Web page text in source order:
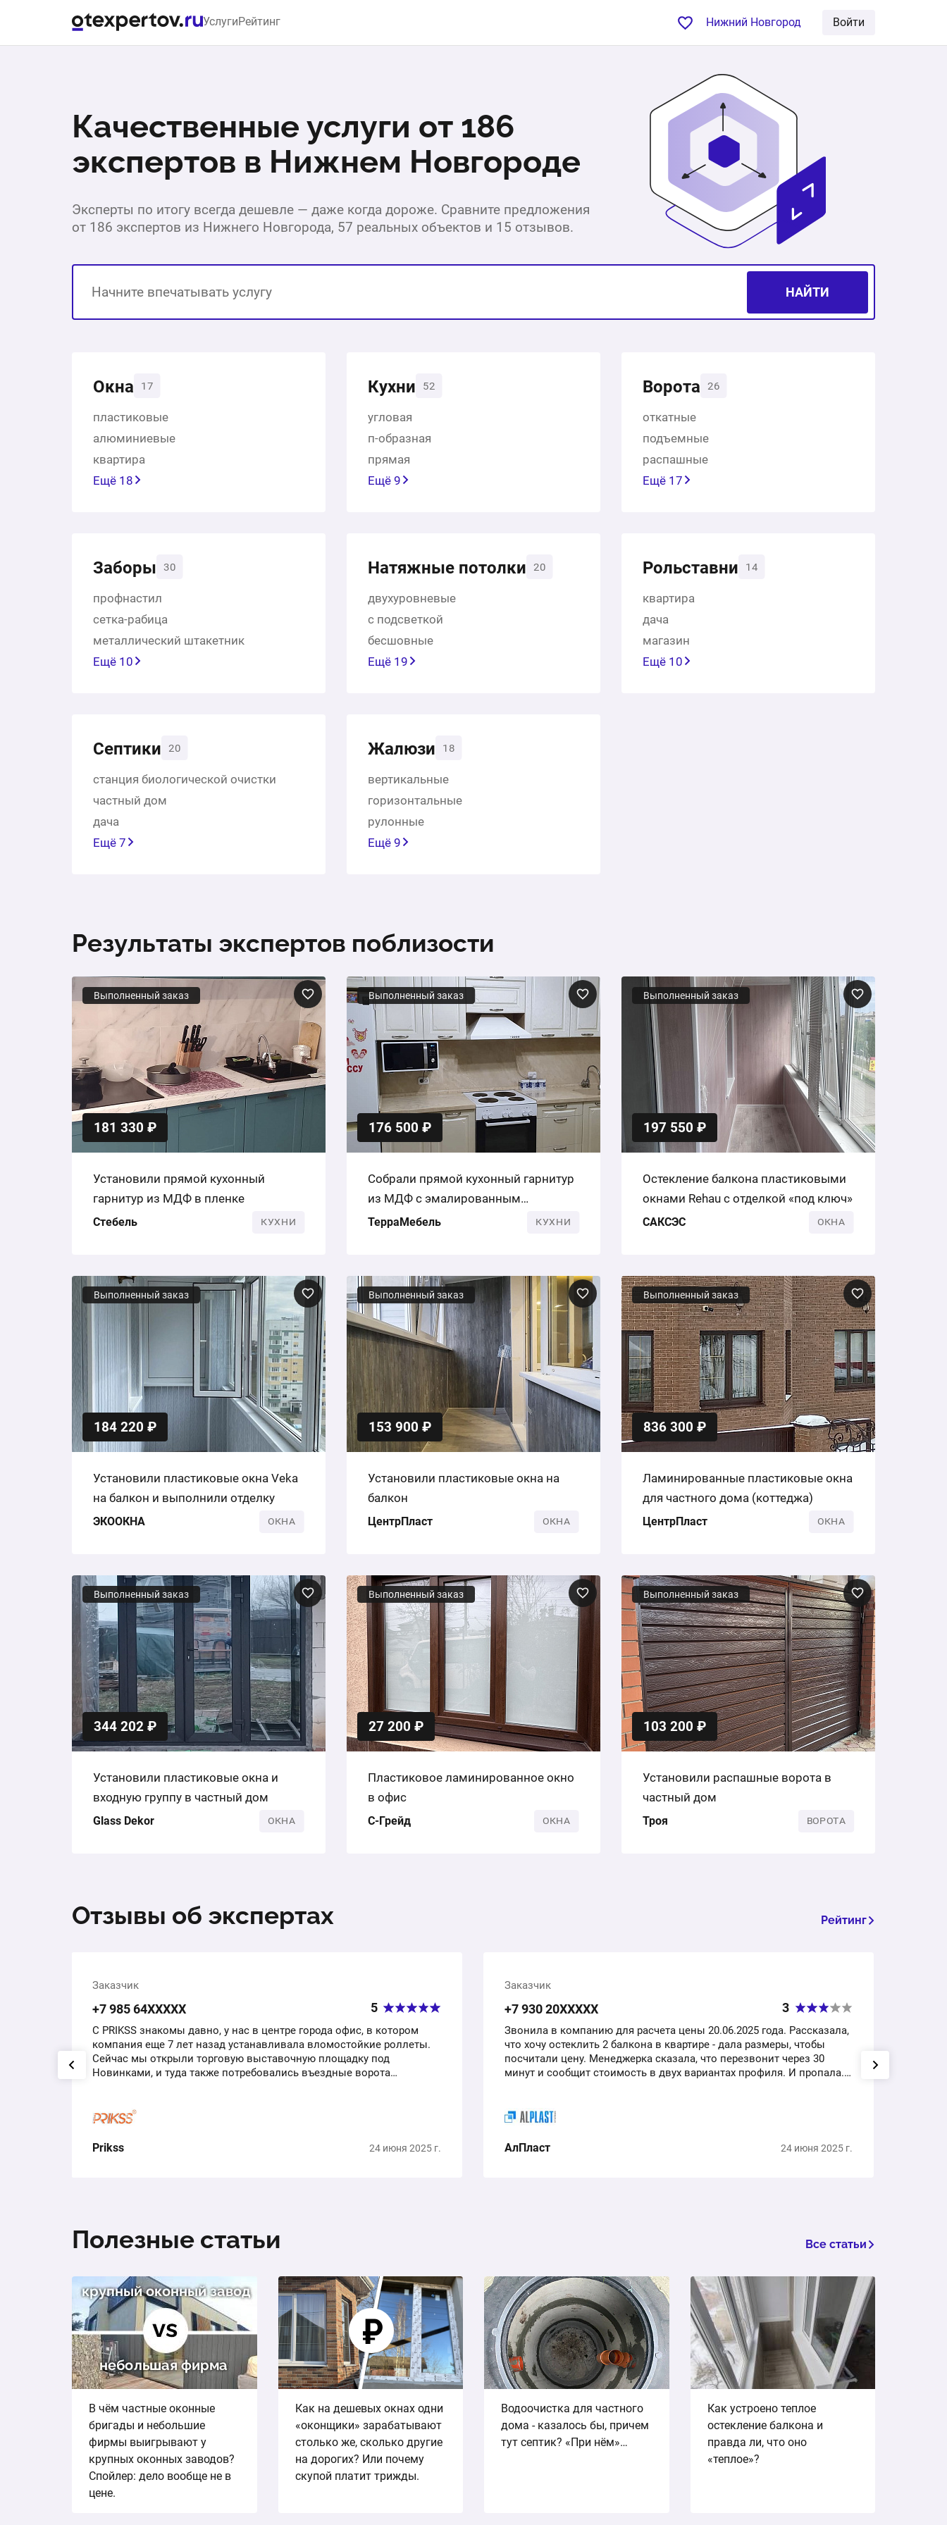
УслугиРейтинг Нижний Новгород Войти
Качественные услуги от 186
экспертов в Нижнем Новгороде
Эксперты по итогу всегда дешевле — даже когда дороже. Сравните предложения
от 186 экспертов из Нижнего Новгорода, 57 реальных объектов и 15 отзывов.
НАЙТИ
Окна 17
пластиковые
алюминиевые
квартира
Ещё 18
Кухни 52
угловая
п-образная
прямая
Ещё 9
Ворота 26
откатные
подъемные
распашные
Ещё 17
Заборы 30
профнастил
сетка-рабица
металлический штакетник
Ещё 10
Натяжные потолки 20
двухуровневые
с подсветкой
бесшовные
Ещё 19
Рольставни 14
квартира
дача
магазин
Ещё 10
Септики 20
станция биологической очистки
частный дом
дача
Ещё 7
Жалюзи 18
вертикальные
горизонтальные
рулонные
Ещё 9
Результаты экспертов поблизости
Выполненный заказ
181 330 ₽
Установили прямой кухонный
гарнитур из МДФ в пленке
Стебель КУХНИ
Выполненный заказ
176 500 ₽
Собрали прямой кухонный гарнитур
из МДФ с эмалированным
покрытием для молодой семьи
ТерраМебель КУХНИ
Выполненный заказ
197 550 ₽
Остекление балкона пластиковыми
окнами Rehau с отделкой «под ключ»
САКСЭС ОКНА
Выполненный заказ
184 220 ₽
Установили пластиковые окна Veka
на балкон и выполнили отделку
ЭКООКНА ОКНА
Выполненный заказ
153 900 ₽
Установили пластиковые окна на
балкон
ЦентрПласт ОКНА
Выполненный заказ
836 300 ₽
Ламинированные пластиковые окна
для частного дома (коттеджа)
ЦентрПласт ОКНА
Выполненный заказ
344 202 ₽
Установили пластиковые окна и
входную группу в частный дом
Glass Dekor ОКНА
Выполненный заказ
27 200 ₽
Пластиковое ламинированное окно
в офис
С-Грейд ОКНА
Выполненный заказ
103 200 ₽
Установили распашные ворота в
частный дом
Троя ВОРОТА
Отзывы об экспертах Рейтинг
Заказчик
+7 985 64ХХХХХ 5
С PRIKSS знакомы давно, у нас в центре города офис, в котором
компания еще 7 лет назад устанавливала вломостойкие роллеты.
Сейчас мы открыли торговую выставочную площадку под
Новинками, и туда также потребовались въездные ворота
Prikss 24 июня 2025 г.
Заказчик
+7 930 20ХХХХХ 3
Звонила в компанию для расчета цены 20.06.2025 года. Рассказала,
что хочу остеклить 2 балкона в квартире - дала размеры, чтобы
посчитали цену. Менеджерка сказала, что перезвонит через 30
минут и сообщит стоимость в двух вариантах профиля. И пропала.
АлПласт 24 июня 2025 г.
Полезные статьи Все статьи
В чём частные оконные
бригады и небольшие
фирмы выигрывают у
крупных оконных заводов?
Спойлер: дело вообще не в
цене.
Как на дешевых окнах одни
«оконщики» зарабатывают
столько же, сколько другие
на дорогих? Или почему
скупой платит трижды.
Водоочистка для частного
дома - казалось бы, причем
тут септик? «При нём»…
Как устроено теплое
остекление балкона и
правда ли, что оно
«теплое»?